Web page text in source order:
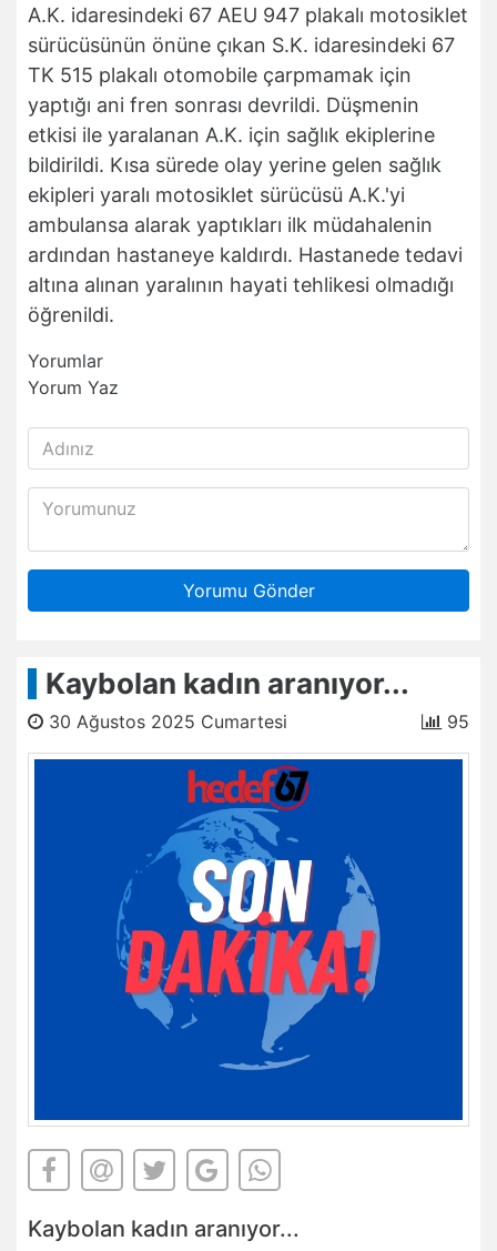
A.K. idaresindeki 67 AEU 947 plakalı motosiklet
sürücüsünün önüne çıkan S.K. idaresindeki 67
TK 515 plakalı otomobile çarpmamak için
yaptığı ani fren sonrası devrildi. Düşmenin
etkisi ile yaralanan A.K. için sağlık ekiplerine
bildirildi. Kısa sürede olay yerine gelen sağlık
ekipleri yaralı motosiklet sürücüsü A.K.'yi
ambulansa alarak yaptıkları ilk müdahalenin
ardından hastaneye kaldırdı. Hastanede tedavi
altına alınan yaralının hayati tehlikesi olmadığı
öğrenildi.
Yorumlar
Yorum Yaz
Yorumu Gönder
Kaybolan kadın aranıyor...
30 Ağustos 2025 Cumartesi 95
Kaybolan kadın aranıyor...